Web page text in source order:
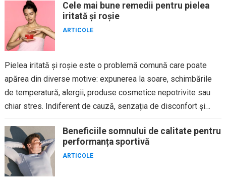
Cele mai bune remedii pentru pielea
iritată și roșie
ARTICOLE
Pielea iritată și roșie este o problemă comună care poate
apărea din diverse motive: expunerea la soare, schimbările
de temperatură, alergii, produse cosmetice nepotrivite sau
chiar stres. Indiferent de cauză, senzația de disconfort și
Beneficiile somnului de calitate pentru
performanța sportivă
ARTICOLE